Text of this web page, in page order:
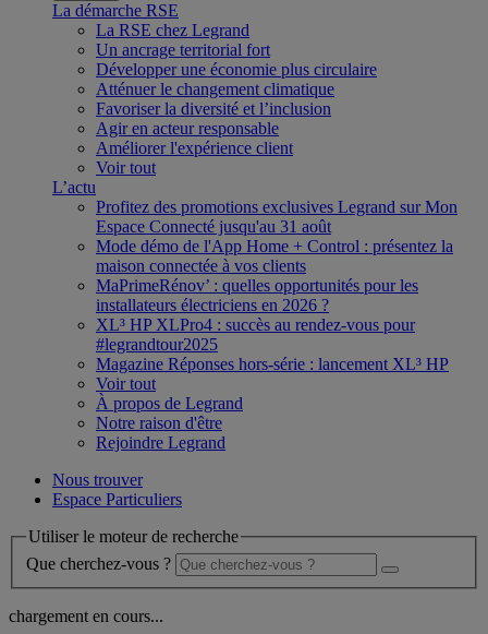
La démarche RSE
La RSE chez Legrand
Un ancrage territorial fort
Développer une économie plus circulaire
Atténuer le changement climatique
Favoriser la diversité et l’inclusion
Agir en acteur responsable
Améliorer l'expérience client
Voir tout
L’actu
Profitez des promotions exclusives Legrand sur Mon
Espace Connecté jusqu'au 31 août
Mode démo de l'App Home + Control : présentez la
maison connectée à vos clients
MaPrimeRénov’ : quelles opportunités pour les
installateurs électriciens en 2026 ?
XL³ HP XLPro4 : succès au rendez-vous pour
#legrandtour2025
Magazine Réponses hors-série : lancement XL³ HP
Voir tout
À propos de Legrand
Notre raison d'être
Rejoindre Legrand
Nous trouver
Espace Particuliers
Utiliser le moteur de recherche
Que cherchez-vous ?
chargement en cours...